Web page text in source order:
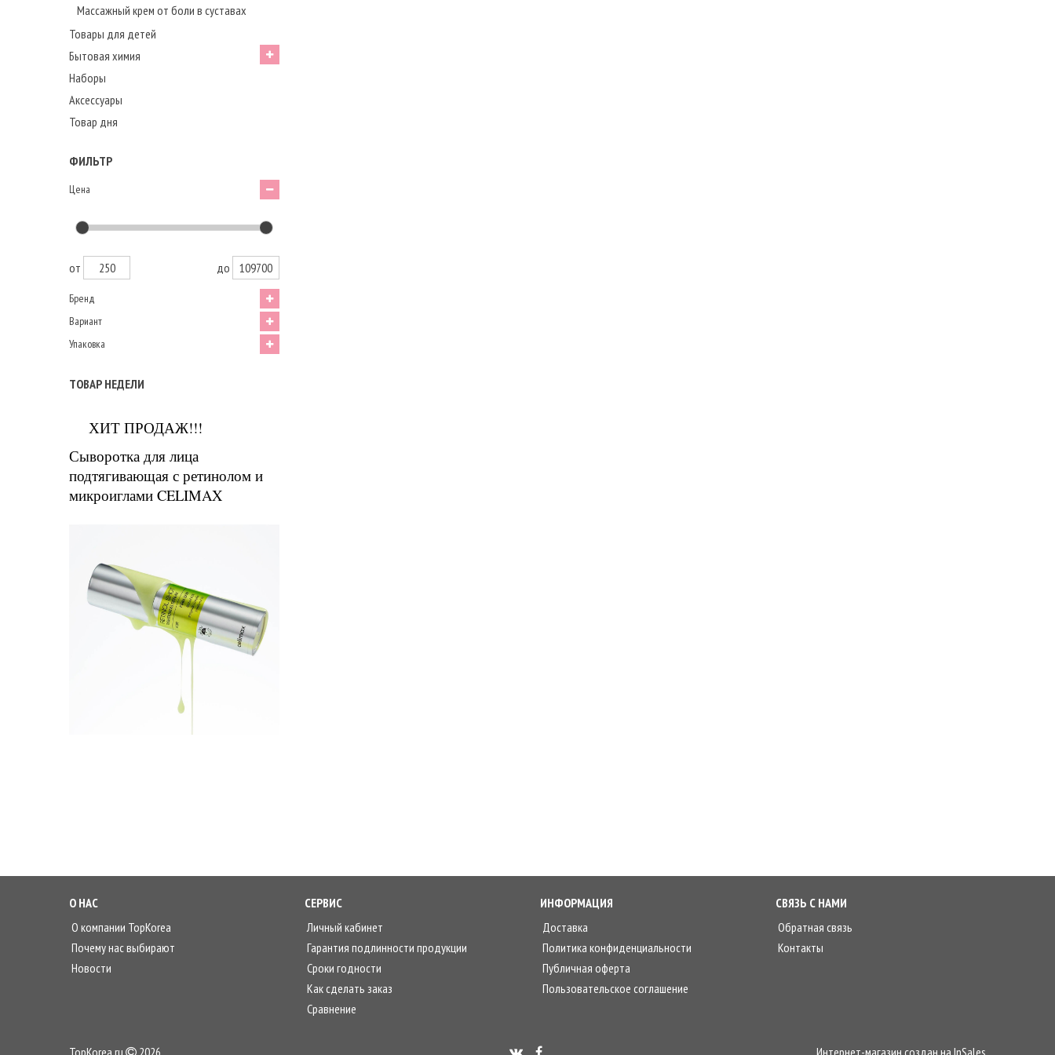
Массажный крем от боли в суставах
Товары для детей
Бытовая химия
Наборы
Аксессуары
Товар дня
ФИЛЬТР
Цена
от до
Бренд
Вариант
Упаковка
ТОВАР НЕДЕЛИ
ХИТ ПРОДАЖ!!!
Сыворотка для лица
подтягивающая с ретинолом и
микроиглами CELIMAX
О НАС
О компании TopKorea
Почему нас выбирают
Новости
СЕРВИС
Личный кабинет
Гарантия подлинности продукции
Сроки годности
Как сделать заказ
Сравнение
ИНФОРМАЦИЯ
Доставка
Политика конфиденциальности
Публичная оферта
Пользовательское соглашение
СВЯЗЬ С НАМИ
Обратная связь
Контакты
TopKorea.ru 2026 Интернет-магазин создан на InSales